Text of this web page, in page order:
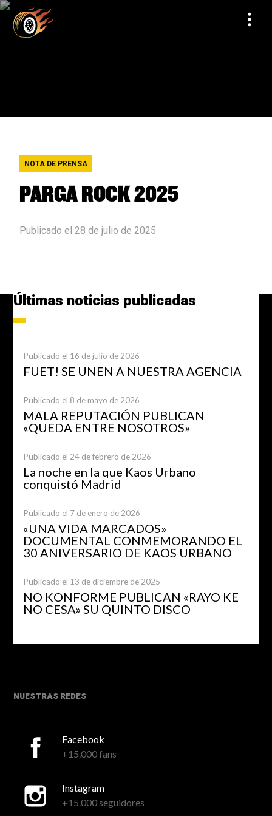
NOTA DE PRENSA
PARGA ROCK 2025
Publicado el 28 de julio de 2025
Últimas noticias publicadas
Publicado el 16 de julio de 2026
FUET! SE UNEN A NUESTRA AGENCIA
Publicado el 8 de mayo de 2026
MALA REPUTACIÓN PUBLICAN
«QUEDA ENTRE NOSOTROS»
Publicado el 24 de febrero de 2026
La noche en la que Kaos Urbano
conquistó Madrid
Publicado el 7 de enero de 2026
«UNA VIDA MARCADOS»
DOCUMENTAL CONMEMORANDO EL
30 ANIVERSARIO DE KAOS URBANO
Publicado el 13 de diciembre de 2025
NO KONFORME PUBLICAN «RAYO KE
NO CESA» SU QUINTO DISCO
NUESTRAS REDES
Facebook
+15.000 fans
Instagram
+15.000 seguidores